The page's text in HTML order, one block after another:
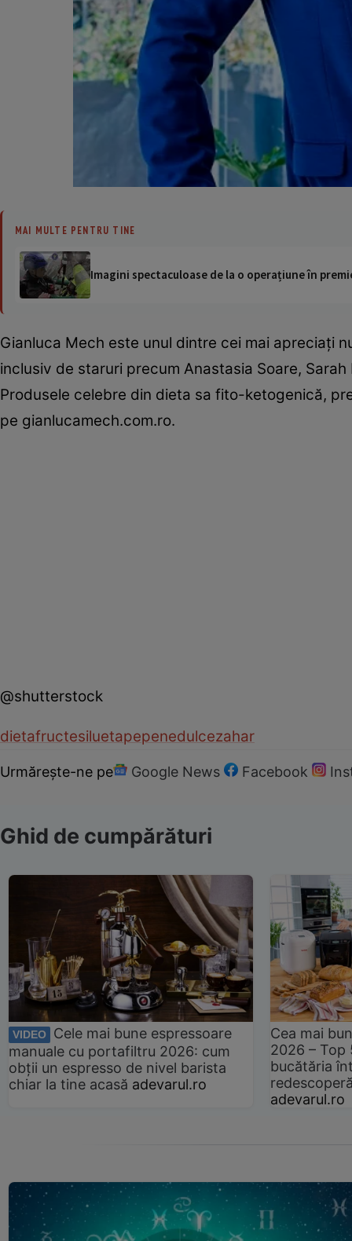
MAI MULTE PENTRU TINE
Imagini spectaculoase de la o operațiune în
Gianluca Mech este unul dintre cei mai apreciaţi
inclusiv de staruri precum Anastasia Soare,
Produsele celebre din dieta sa fito-ketogenică,
pe gianlucamech.com.ro.
@shutterstock
dietafructesiluetapepenedulcezahar
Urmărește-ne pe Google News Facebook
Ghid de cumpărături
VIDEO
Cele mai bune espressoare
manuale cu portafiltru 2026: cum
obții un espresso de nivel barista
chiar la tine acasă adevarul.ro
Cea mai
2026 –
bucătăria
adevarul.ro